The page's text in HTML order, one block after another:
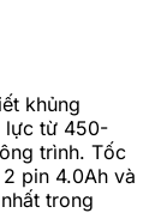
khủng
lực từ 450-
trình. Tốc
pin 4.0Ah và
trong